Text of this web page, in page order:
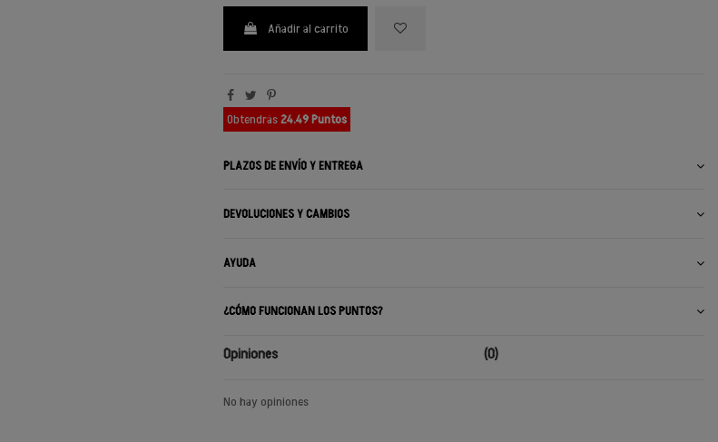
Añadir al carrito
Obtendrás24.49 Puntos
PLAZOS DE ENVÍO Y ENTREGA
DEVOLUCIONES Y CAMBIOS
AYUDA
¿CÓMO FUNCIONAN LOS PUNTOS?
Opiniones (0)
No hay opiniones